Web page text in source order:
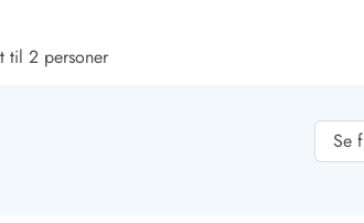
til 2 personer
Se